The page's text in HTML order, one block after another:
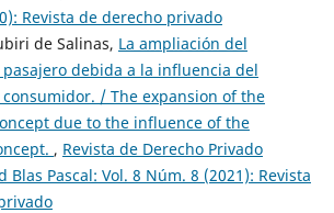
Revista de derecho privado
de Salinas, La ampliación del
debida a la influencia del
/ The expansion of the
due to the influence of the
, Revista de Derecho Privado
Blas Pascal: Vol. 8 Núm. 8 (2021): Revista